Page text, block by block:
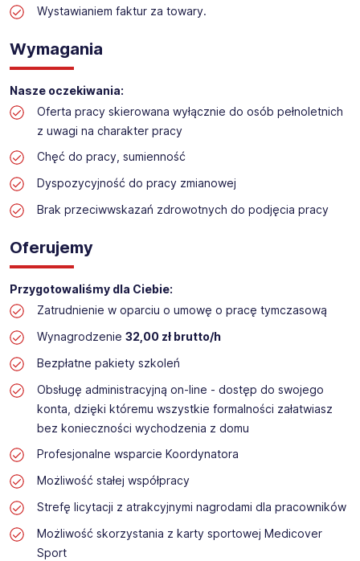
budowlanym
Wystawianiem faktur za towary.
Wymagania
Nasze oczekiwania:
Oferta pracy skierowana wyłącznie do osób pełnoletnich
z uwagi na charakter pracy
Chęć do pracy, sumienność
Dyspozycyjność do pracy zmianowej
Brak przeciwwskazań zdrowotnych do podjęcia pracy
Oferujemy
Przygotowaliśmy dla Ciebie:
Zatrudnienie w oparciu o umowę o pracę tymczasową
Wynagrodzenie 32,00 zł brutto/h
Bezpłatne pakiety szkoleń
Obsługę administracyjną on-line - dostęp do swojego
konta, dzięki któremu wszystkie formalności załatwiasz
bez konieczności wychodzenia z domu
Profesjonalne wsparcie Koordynatora
Możliwość stałej współpracy
Strefę licytacji z atrakcyjnymi nagrodami dla pracowników
Możliwość skorzystania z karty sportowej Medicover
Sport